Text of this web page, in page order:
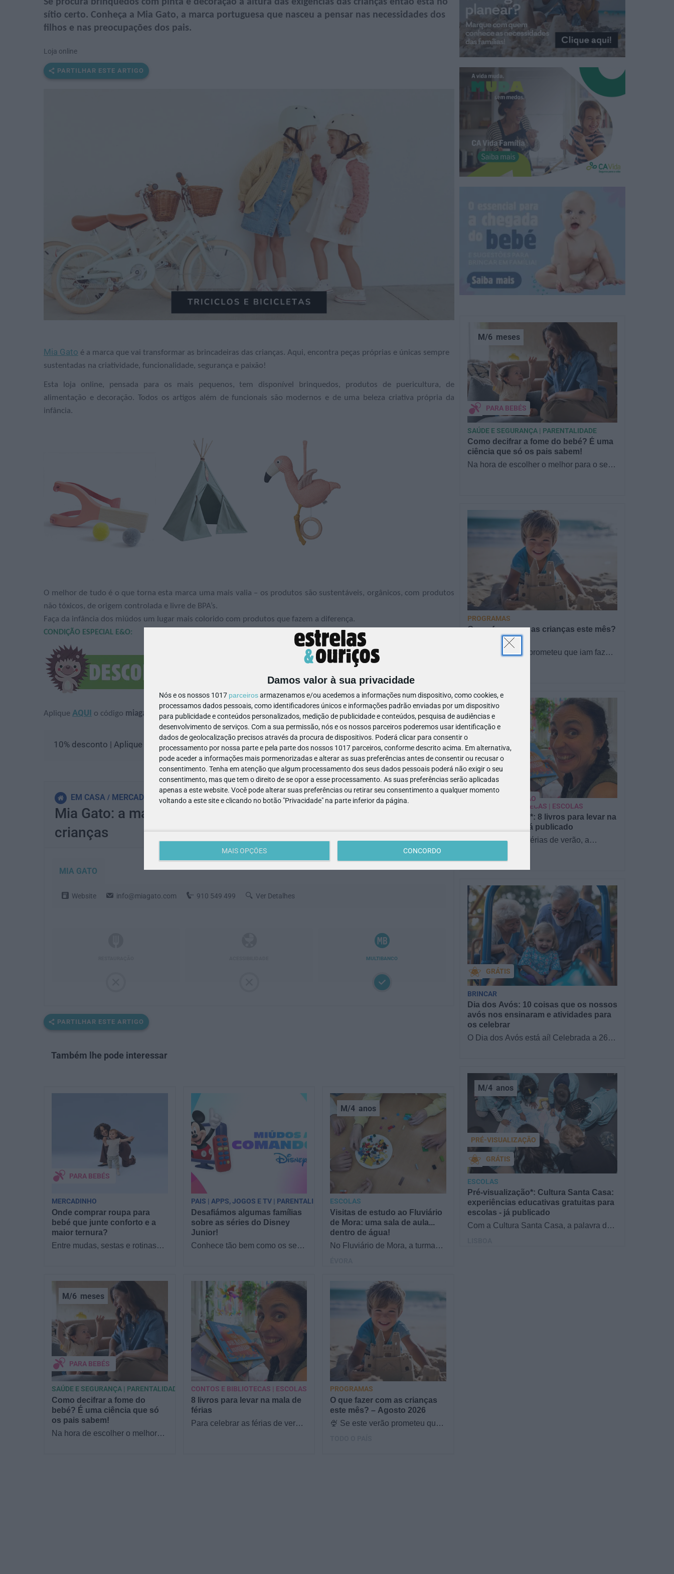
Damos valor à sua privacidade
Nós e os nossos 1017 parceirosarmazenamos e/ou acedemos a informações num dispositivo, como cookies, e
processamos dados pessoais, como identificadores únicos e informações padrão enviadas por um dispositivo
para publicidade e conteúdos personalizados, medição de publicidade e conteúdos, pesquisa de audiências e
desenvolvimento de serviços. Com a sua permissão, nós e os nossos parceiros poderemos usar identificação e
dados de geolocalização precisos através da procura de dispositivos. Poderá clicar para consentir o
processamento por nossa parte e pela parte dos nossos 1017 parceiros, conforme descrito acima. Em alternativa,
pode aceder a informações mais pormenorizadas e alterar as suas preferências antes de consentir ou recusar o
consentimento. Tenha em atenção que algum processamento dos seus dados pessoais poderá não exigir o seu
consentimento, mas que tem o direito de se opor a esse processamento. As suas preferências serão aplicadas
apenas a este website. Você pode alterar suas preferências ou retirar seu consentimento a qualquer momento
voltando a este site e clicando no botão "Privacidade" na parte inferior da página.
MAIS OPÇÕES CONCORDO
Se procura brinquedos com pinta e decoração à altura das exigências das crianças então está no
sítio certo. Conheça a Mia Gato, a marca portuguesa que nasceu a pensar nas necessidades dos
filhos e nas preocupações dos pais.
Loja online
PARTILHAR ESTE ARTIGO
Mia Gato é a marca que vai transformar as brincadeiras das crianças. Aqui, encontra peças próprias e únicas sempre
sustentadas na criatividade, funcionalidade, segurança e paixão!
Esta loja online, pensada para os mais pequenos, tem disponível brinquedos, produtos de puericultura, de
alimentação e decoração. Todos os artigos além de funcionais são modernos e de uma beleza criativa própria da
infância.
O melhor de tudo é o que torna esta marca uma mais valia – os produtos são sustentáveis, orgânicos, com produtos
não tóxicos, de origem controlada e livre de BPA’s.
Faça da infância dos miúdos um lugar mais colorido com produtos que fazem a diferença.
CONDIÇÃO ESPECIAL E&O:
Aplique AQUI o código miagatoeopara obter10% desconto em todos os produtos.
10% desconto | Aplique o código miagatoeo
EM CASA MERCADINHO
Mia Gato: a marca sustentável portuguesa à medida das
crianças
MIA GATO
Website info@miagato.com 910 549 499 Ver Detalhes
MULTIBANCO
PARTILHAR ESTE ARTIGO
Também lhe pode interessar
Onde comprar roupa para
bebé que junte conforto e a
maior ternura?
Entre mudas, sestas e rotinas
PARA BEBÉS
MERCADINHO
Desafiámos algumas famílias
sobre as séries do Disney
Junior!
Conhece tão bem como os seus
PAIS | APPS, JOGOS E TV | PARENTALIDADE
Visitas de estudo ao Fluviário
de Mora: uma sala de aula...
dentro de água!
No Fluviário de Mora, a turma
M/4 anos
ESCOLAS
Como decifrar a fome do
bebé? É uma ciência que só
os pais sabem!
Na hora de escolher o melhor
M/6 meses
PARA BEBÉS
SAÚDE E SEGURANÇA | PARENTALIDADE
8 livros para levar na mala de
férias
Para celebrar as férias de verão,
CONTOS E BIBLIOTECAS | ESCOLAS
O que fazer com as crianças
este mês? – Agosto 2026
🍨 Se este verão prometeu que
PROGRAMAS
Como decifrar a fome do bebé? É uma
ciência que só os pais sabem!
Na hora de escolher o melhor para o seu
M/6 meses
PARA BEBÉS
SAÚDE E SEGURANÇA | PARENTALIDADE
O que fazer com as crianças este mês?
– Agosto 2026
🍨 Se este verão prometeu que iam fazer
PROGRAMAS
Pré-visualização*: 8 livros para levar na
mala de férias - já publicado
Para celebrar as férias de verão, a
a Sofia Vieira, da livraria…
PARA BEBÉS
PRÉ-VISUALIZAÇÃO
CONTOS E BIBLIOTECAS | ESCOLAS
Dia dos Avós: 10 coisas que os nossos
avós nos ensinaram e atividades para
os celebrar
O Dia dos Avós está aí! Celebrada a 26
GRÁTIS
BRINCAR
Pré-visualização*: Cultura Santa Casa:
experiências educativas gratuitas para
escolas - já publicado
Com a Cultura Santa Casa, a palavra de
M/4 anos
GRÁTIS
PRÉ-VISUALIZAÇÃO
ESCOLAS